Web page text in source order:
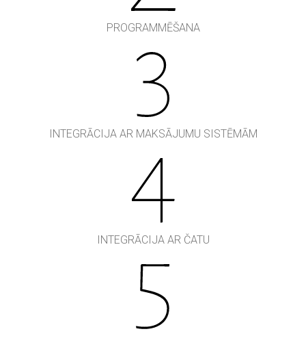
PROGRAMMĒŠANA
INTEGRĀCIJA AR MAKSĀJUMU SISTĒMĀM
INTEGRĀCIJA AR ČATU